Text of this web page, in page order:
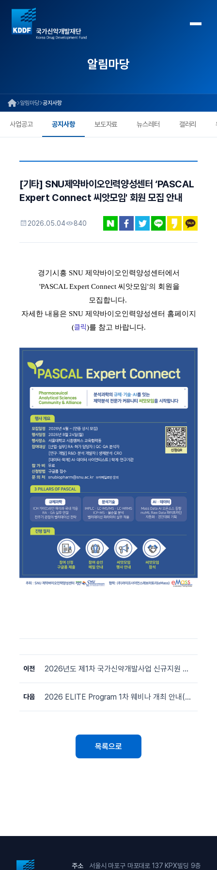
알림마당
알림마당 공지사항
사업공고 공지사항 보도자료 뉴스레터 갤러리
[기타] SNU제약바이오인력양성센터 ‘PASCAL
Expert Connect 씨앗모임' 회원 모집 안내
2026.05.04 840
경기시흥 SNU 제약바이오인력양성센터에서
'PASCAL Expert Connect 씨앗모임'의 회원을
모집합니다.
자세한 내용은 SNU 제약바이오인력양성센터 홈페이지
(클릭)를 참고 바랍니다.
이전 2026년도 제1차 국가신약개발사업 신규지원 대상과제 선정 공고문
다음 2026 ELITE Program 1차 웨비나 개최 안내(6/4)
목록으로
주소 서울시 마포구 마포대로 137 KPX빌딩 9층